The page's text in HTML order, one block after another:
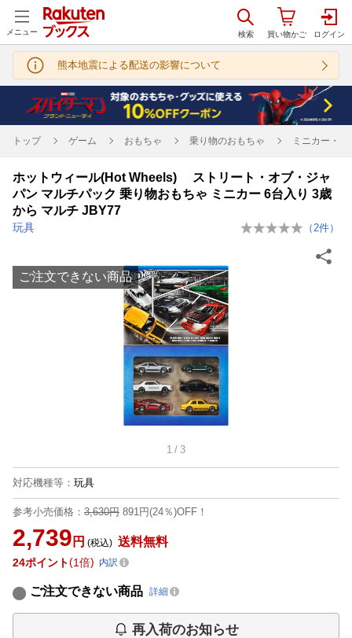
メニュー
熊本地震による配送の影響について
トップ ゲーム おもちゃ 乗り物のおもちゃ ミニカー・ト
ホットウィール(Hot Wheels) ストリート・オブ・ジャ
パン マルチパック 乗り物おもちゃ ミニカー 6台入り 3歳
から マルチ JBY77
玩具 （ 2件）
ご注文できない商品
1 / 3
対応機種等 ： 玩具
参考小売価格： 3,630円 891円(24％)OFF！
2,739 円 (税込) 送料無料
24ポイント 1倍 内訳
ご注文できない商品 詳細
再入荷のお知らせ